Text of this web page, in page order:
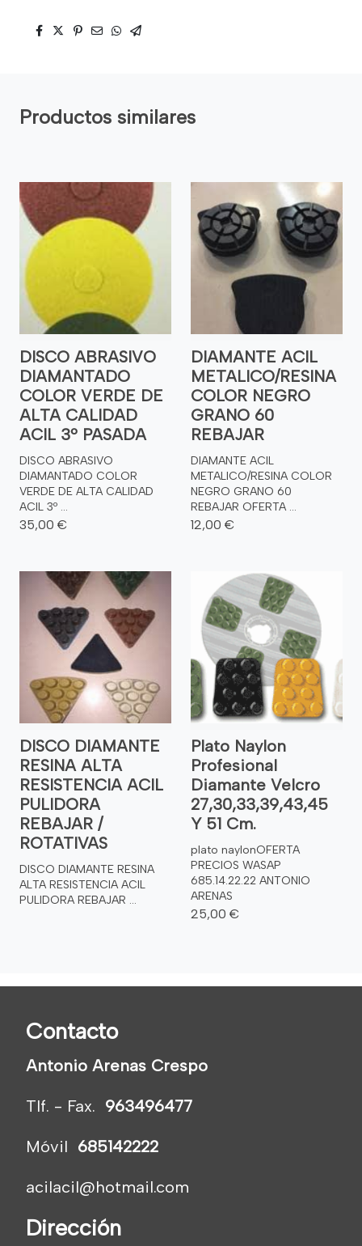
Productos similares
DISCO ABRASIVO
DIAMANTADO
COLOR VERDE DE
ALTA CALIDAD
ACIL 3º PASADA
DISCO ABRASIVO
DIAMANTADO COLOR
VERDE DE ALTA CALIDAD
ACIL 3º ...
35,00 €
DIAMANTE ACIL
METALICO/RESINA
COLOR NEGRO
GRANO 60
REBAJAR
DIAMANTE ACIL
METALICO/RESINA COLOR
NEGRO GRANO 60
REBAJAR OFERTA ...
12,00 €
DISCO DIAMANTE
RESINA ALTA
RESISTENCIA ACIL
PULIDORA
REBAJAR /
ROTATIVAS
DISCO DIAMANTE RESINA
ALTA RESISTENCIA ACIL
PULIDORA REBAJAR ...
Plato Naylon
Profesional
Diamante Velcro
27,30,33,39,43,45
Y 51 Cm.
plato naylonOFERTA
PRECIOS WASAP
685.14.22.22 ANTONIO
ARENAS
25,00 €
Contacto
Antonio Arenas Crespo
Tlf. - Fax. 963496477
Móvil 685142222
acilacil@hotmail.com
Dirección